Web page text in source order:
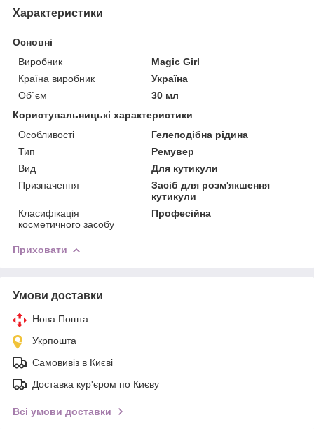
Характеристики
Основні
Виробник
Magic Girl
Країна виробник
Україна
Об`єм
30 мл
Користувальницькі характеристики
Особливості
Гелеподібна рідина
Тип
Ремувер
Вид
Для кутикули
Призначення
Засіб для розм'якшення
кутикули
Класифікація
косметичного засобу
Професійна
Приховати
Умови доставки
Нова Пошта
Укрпошта
Самовивіз в Києві
Доставка кур'єром по Києву
Всі умови доставки